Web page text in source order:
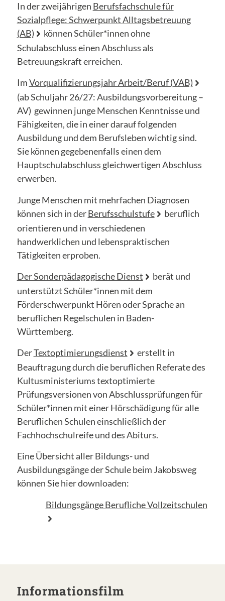
In der zweijährigen Berufsfachschule für
Sozialpflege: Schwerpunkt Alltagsbetreuung
(AB)
können Schüler*innen ohne
Schulabschluss einen Abschluss als
Betreuungskraft erreichen.
ImVorqualifizierungsjahr Arbeit/Beruf (VAB)
(ab Schuljahr 26/27: Ausbildungsvorbereitung –
AV) gewinnen junge Menschen Kenntnisse und
Fähigkeiten, die in einer darauf folgenden
Ausbildung und dem Berufsleben wichtig sind.
Sie können gegebenenfalls einen dem
Hauptschulabschluss gleichwertigen Abschluss
erwerben.
Junge Menschen mit mehrfachen Diagnosen
können sich in derBerufsschulstufe
beruflich
orientieren und in verschiedenen
handwerklichen und lebenspraktischen
Tätigkeiten erproben.
Der Sonderpädagogische Dienst
berät und
unterstützt Schüler*innen mit dem
Förderschwerpunkt Hören oder Sprache an
beruflichen Regelschulen in Baden-
Württemberg.
DerTextoptimierungsdienst
erstellt in
Beauftragung durch die beruflichen Referate des
Kultusministeriums textoptimierte
Prüfungsversionen von Abschlussprüfungen für
Schüler*innen mit einer Hörschädigung für alle
Beruflichen Schulen einschließlich der
Fachhochschulreife und des Abiturs.
Eine Übersicht aller Bildungs- und
Ausbildungsgänge der Schule beim Jakobsweg
können Sie hier downloaden:
Bildungsgänge Berufliche Vollzeitschulen
Informationsfilm